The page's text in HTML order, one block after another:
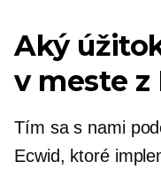
Aký
v meste z
Tím sa s nami
Ecwid, ktoré